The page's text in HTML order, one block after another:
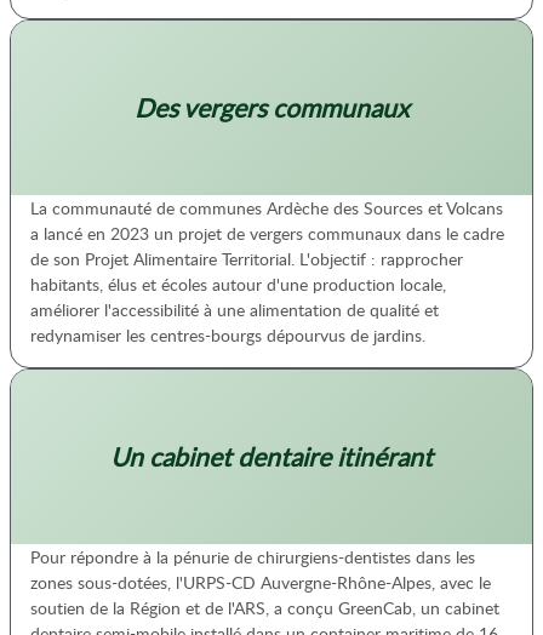
Des vergers communaux
La communauté de communes Ardèche des Sources et Volcans
a lancé en 2023 un projet de vergers communaux dans le cadre
de son Projet Alimentaire Territorial. L'objectif : rapprocher
habitants, élus et écoles autour d'une production locale,
améliorer l'accessibilité à une alimentation de qualité et
redynamiser les centres-bourgs dépourvus de jardins.
Un cabinet dentaire itinérant
Pour répondre à la pénurie de chirurgiens-dentistes dans les
zones sous-dotées, l'URPS-CD Auvergne-Rhône-Alpes, avec le
soutien de la Région et de l'ARS, a conçu GreenCab, un cabinet